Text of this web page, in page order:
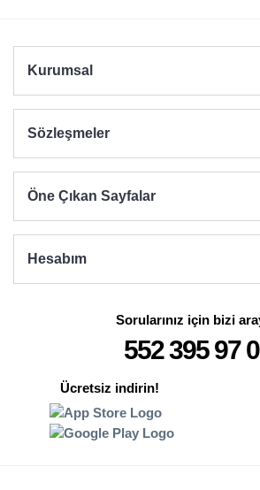
Kurumsal
Sözleşmeler
Öne Çıkan Sayfalar
Hesabım
Sorularınız için bizi
552 395 97
Ücretsiz indirin!